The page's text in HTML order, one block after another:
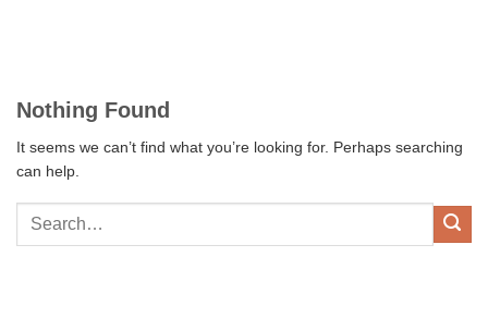
Nothing Found
It seems we can’t find what you’re looking for. Perhaps searching
can help.